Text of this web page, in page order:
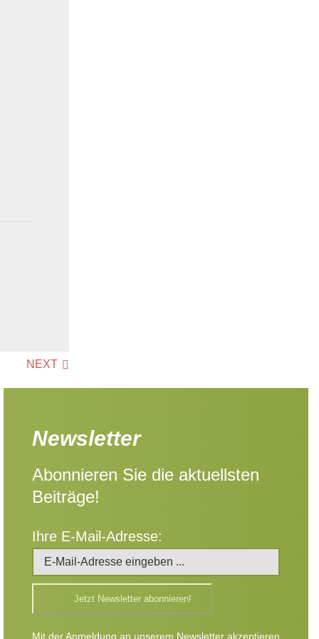
NEXT
Newsletter
Abonnieren Sie die aktuellsten
Beiträge!
Ihre E-Mail-Adresse:
Mit der Anmeldung an unserem Newsletter akzeptieren